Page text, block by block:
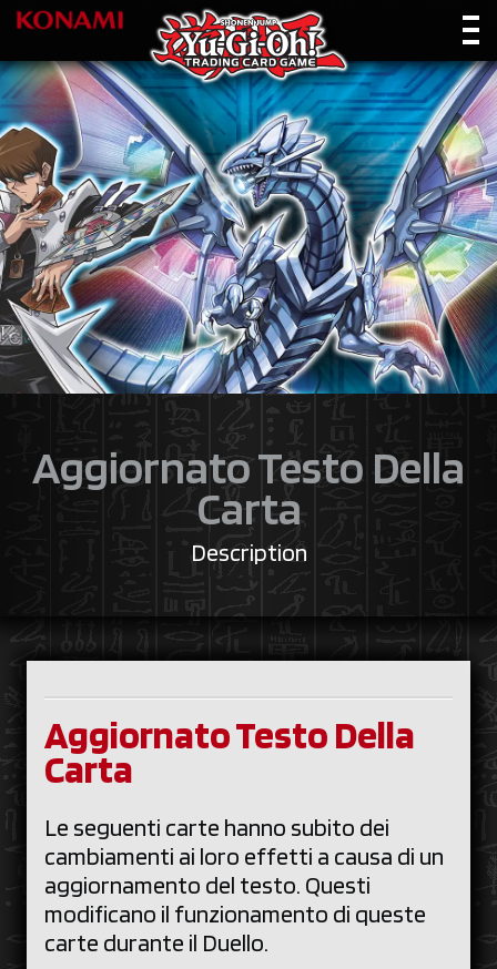
Aggiornato Testo Della
Carta
Description
Aggiornato Testo Della
Carta
Le seguenti carte hanno subito dei
cambiamenti ai loro effetti a causa di un
aggiornamento del testo. Questi
modificano il funzionamento di queste
carte durante il Duello.